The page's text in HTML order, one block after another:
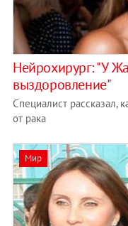
Нейрохирург: "У
выздоровление"
Специалист рассказал,
от рака
Мир